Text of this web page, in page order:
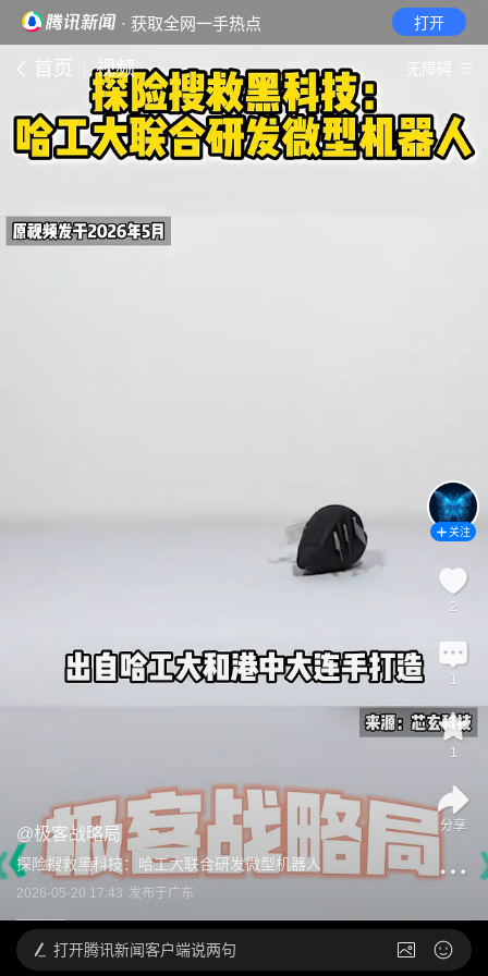
· 获取全网一手热点 打开
首页 视频 无障碍
@极客战略局
探险搜救黑科技：哈工大联合研发微型机器人
2026-05-20 17:43 发布于广东
关注
2
1
1
分享
打开腾讯新闻客户端说两句